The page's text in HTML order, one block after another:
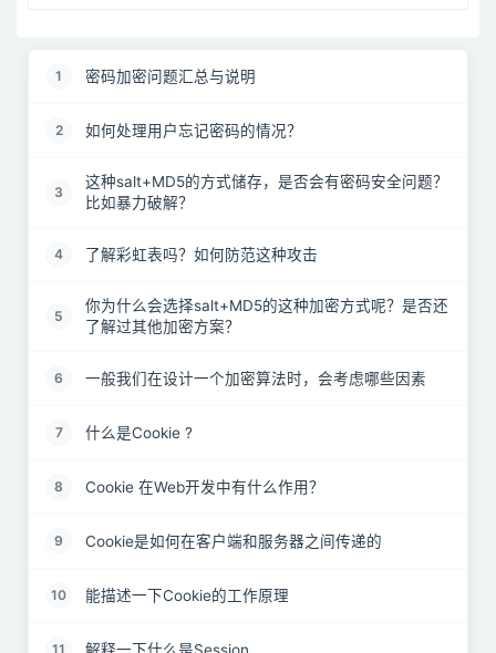
1 密码加密问题汇总与说明
2 如何处理用户忘记密码的情况？
3
这种salt+MD5的方式储存，是否会有密码安全问题？
比如暴力破解？
4 了解彩虹表吗？如何防范这种攻击
5
你为什么会选择salt+MD5的这种加密方式呢？是否还
了解过其他加密方案？
6 一般我们在设计一个加密算法时，会考虑哪些因素
7 什么是Cookie ?
8 Cookie 在Web开发中有什么作用？
9 Cookie是如何在客户端和服务器之间传递的
10 能描述一下Cookie的工作原理
11 解释一下什么是Session